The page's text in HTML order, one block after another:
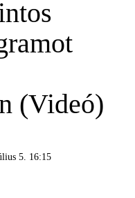
(Videó)
5. 16:15